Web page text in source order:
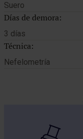
Suero
Días de demora:
3 días
Técnica:
Nefelometría